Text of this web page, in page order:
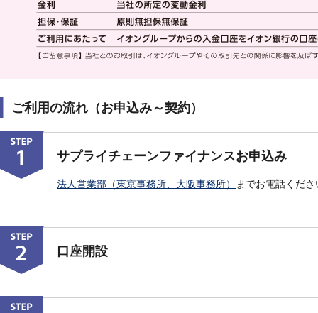
ご利用の流れ（お申込み～契約）
サプライチェーンファイナンスお申込み
法人営業部（東京事務所、大阪事務所） までお電話くださ
口座開設